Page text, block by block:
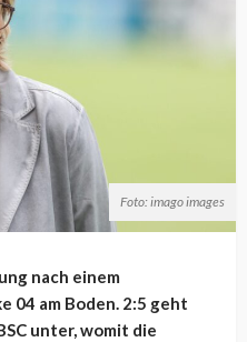
Foto: imago images
nach einem
04 am Boden. 2:5 geht
unter, womit die